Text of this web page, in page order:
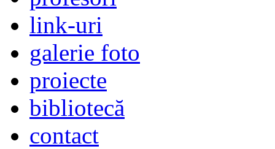
link-uri
galerie foto
proiecte
bibliotecă
contact